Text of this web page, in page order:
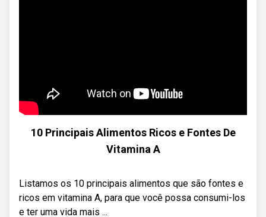
10 Principais Alimentos Ricos e Fontes De
Vitamina A
Listamos os 10 principais alimentos que são fontes e
ricos em vitamina A, para que você possa consumi-los
e ter uma vida mais ...